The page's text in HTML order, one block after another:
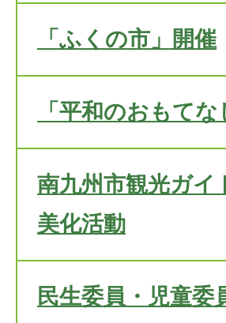
「ふくの市」開催
「平和のおもて
南九州市観光ガイ
美化活動
民生委員・児童委